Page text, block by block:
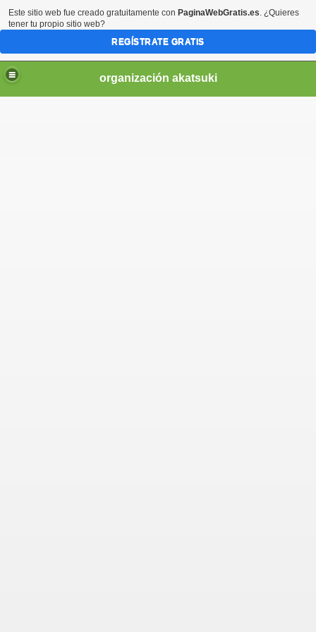
organización akatsuki
Este sitio web fue creado gratuitamente con PaginaWebGratis.es. ¿Quieres
tener tu propio sitio web?
REGÍSTRATE GRATIS